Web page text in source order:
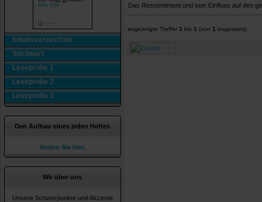
Inhaltsverzeichnis
Stichwort
Leseprobe 1
Leseprobe 2
Leseprobe 3
Den Aufbau eines jeden Heftes
finden Sie hier.
Wir über uns
Unsere Schwerpunkte und Akzente
Das Ressentiment und sein Einfluss auf den
angezeigte Treffer 1 bis 1 (von 1 insgesamt)